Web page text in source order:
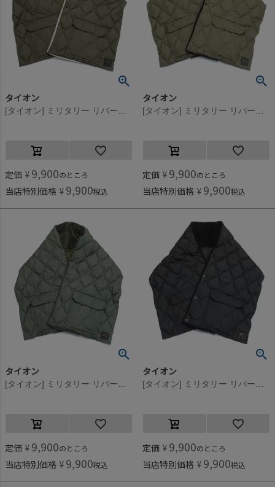
タイオン
定価 ¥ 9,900のところ
当店特別価格 ¥ 9,900税込
タイオン
定価 ¥ 9,900のところ
当店特別価格 ¥ 9,900税込
タイオン
定価 ¥ 9,900のところ
当店特別価格 ¥ 9,900税込
タイオン
定価 ¥ 9,900のところ
当店特別価格 ¥ 9,900税込